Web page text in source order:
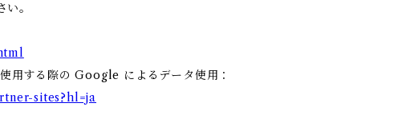
。
用する際の Google によるデータ使用：
sites?hl=ja